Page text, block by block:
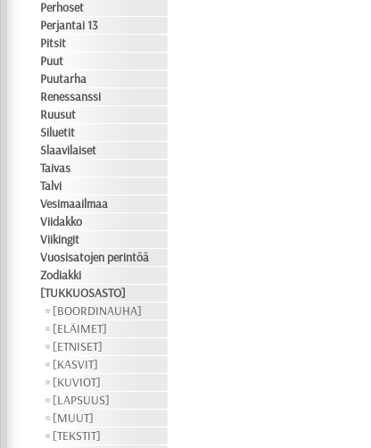
Perhoset
Perjantai 13
Pitsit
Puut
Puutarha
Renessanssi
Ruusut
Siluetit
Slaavilaiset
Taivas
Talvi
Vesimaailmaa
Viidakko
Viikingit
Vuosisatojen perintöä
Zodiakki
[TUKKUOSASTO]
[BOORDINAUHA]
[ELÄIMET]
[ETNISET]
[KASVIT]
[KUVIOT]
[LAPSUUS]
[MUUT]
[TEKSTIT]